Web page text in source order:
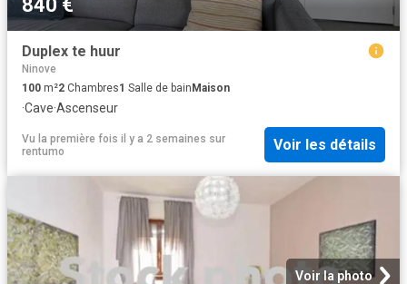
840 €
Duplex te huur
Ninove
100 m²2 Chambres1 Salle de bain Maison
·Cave·Ascenseur
Vu la première fois il y a 2 semaines sur
rentumo
Voir les détails
Voir la photo